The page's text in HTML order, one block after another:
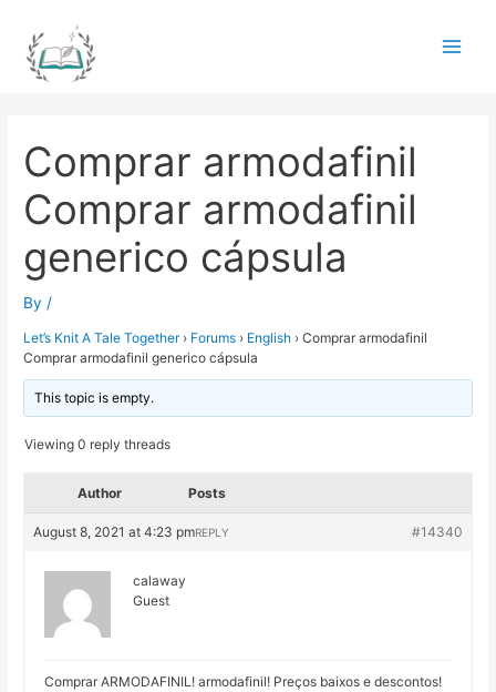
content
Comprar armodafinil
Comprar armodafinil
generico cápsula
By /
Let’s Knit A Tale Together › Forums › English › Comprar armodafinil
Comprar armodafinil generico cápsula
This topic is empty.
Viewing 0 reply threads
Author Posts
August 8, 2021 at 4:23 pm #14340
REPLY
calaway
Guest
Comprar ARMODAFINIL! armodafinil! Preços baixos e descontos!